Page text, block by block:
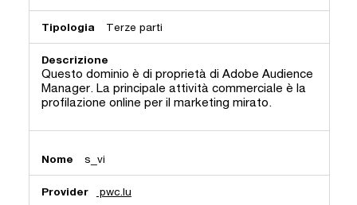
Terze parti
Questo dominio è di proprietà di Adobe Audience
Manager. La principale attività commerciale è la
profilazione online per il marketing mirato.
s_vi
pwc.lu